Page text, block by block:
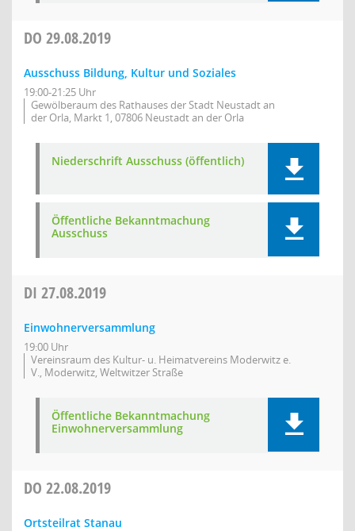
DO 29.08.2019
Ausschuss Bildung, Kultur und Soziales
19:00-21:25 Uhr
Gewölberaum des Rathauses der Stadt Neustadt an
der Orla, Markt 1, 07806 Neustadt an der Orla
Niederschrift Ausschuss (öffentlich)
Öffentliche Bekanntmachung
Ausschuss
DI 27.08.2019
Einwohnerversammlung
19:00 Uhr
Vereinsraum des Kultur- u. Heimatvereins Moderwitz e.
V., Moderwitz, Weltwitzer Straße
Öffentliche Bekanntmachung
Einwohnerversammlung
DO 22.08.2019
Ortsteilrat Stanau